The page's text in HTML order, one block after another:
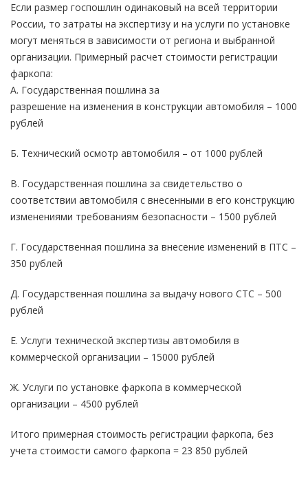
Если размер госпошлин одинаковый на всей территории
России, то затраты на экспертизу и на услуги по установке
могут меняться в зависимости от региона и выбранной
организации. Примерный расчет стоимости регистрации
фаркопа:
А. Государственная пошлина за
разрешение на изменения в конструкции автомобиля – 1000
рублей
Б. Технический осмотр автомобиля – от 1000 рублей
В. Государственная пошлина за свидетельство о
соответствии автомобиля с внесенными в его конструкцию
изменениями требованиям безопасности – 1500 рублей
Г. Государственная пошлина за внесение изменений в ПТС –
350 рублей
Д. Государственная пошлина за выдачу нового СТС – 500
рублей
Е. Услуги технической экспертизы автомобиля в
коммерческой организации – 15000 рублей
Ж. Услуги по установке фаркопа в коммерческой
организации – 4500 рублей
Итого примерная стоимость регистрации фаркопа, без
учета стоимости самого фаркопа = 23 850 рублей